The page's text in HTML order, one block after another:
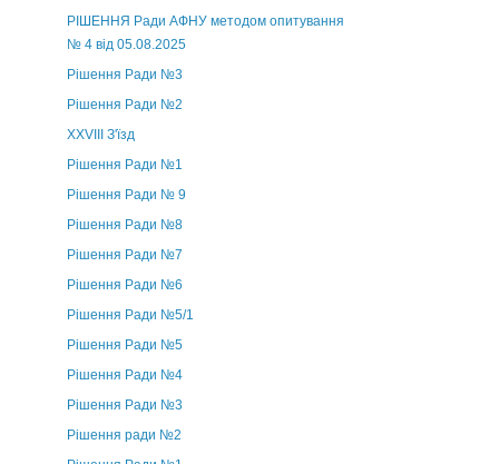
РІШЕННЯ Ради АФНУ методом опитування
№ 4 від 05.08.2025
Рішення Ради №3
Рішення Ради №2
XXVIII З'їзд
Рішення Ради №1
Рішення Ради № 9
Рішення Ради №8
Рішення Ради №7
Рішення Ради №6
Рішення Ради №5/1
Рішення Ради №5
Рішення Ради №4
Рішення Ради №3
Рішення ради №2